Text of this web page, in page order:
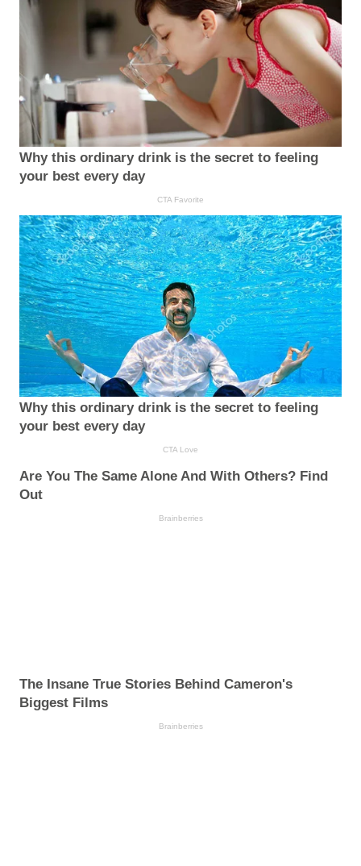
Why this ordinary drink is the secret to feeling
your best every day
CTA Favorite
Why this ordinary drink is the secret to feeling
your best every day
CTA Love
Are You The Same Alone And With Others? Find
Out
Brainberries
The Insane True Stories Behind Cameron's
Biggest Films
Brainberries